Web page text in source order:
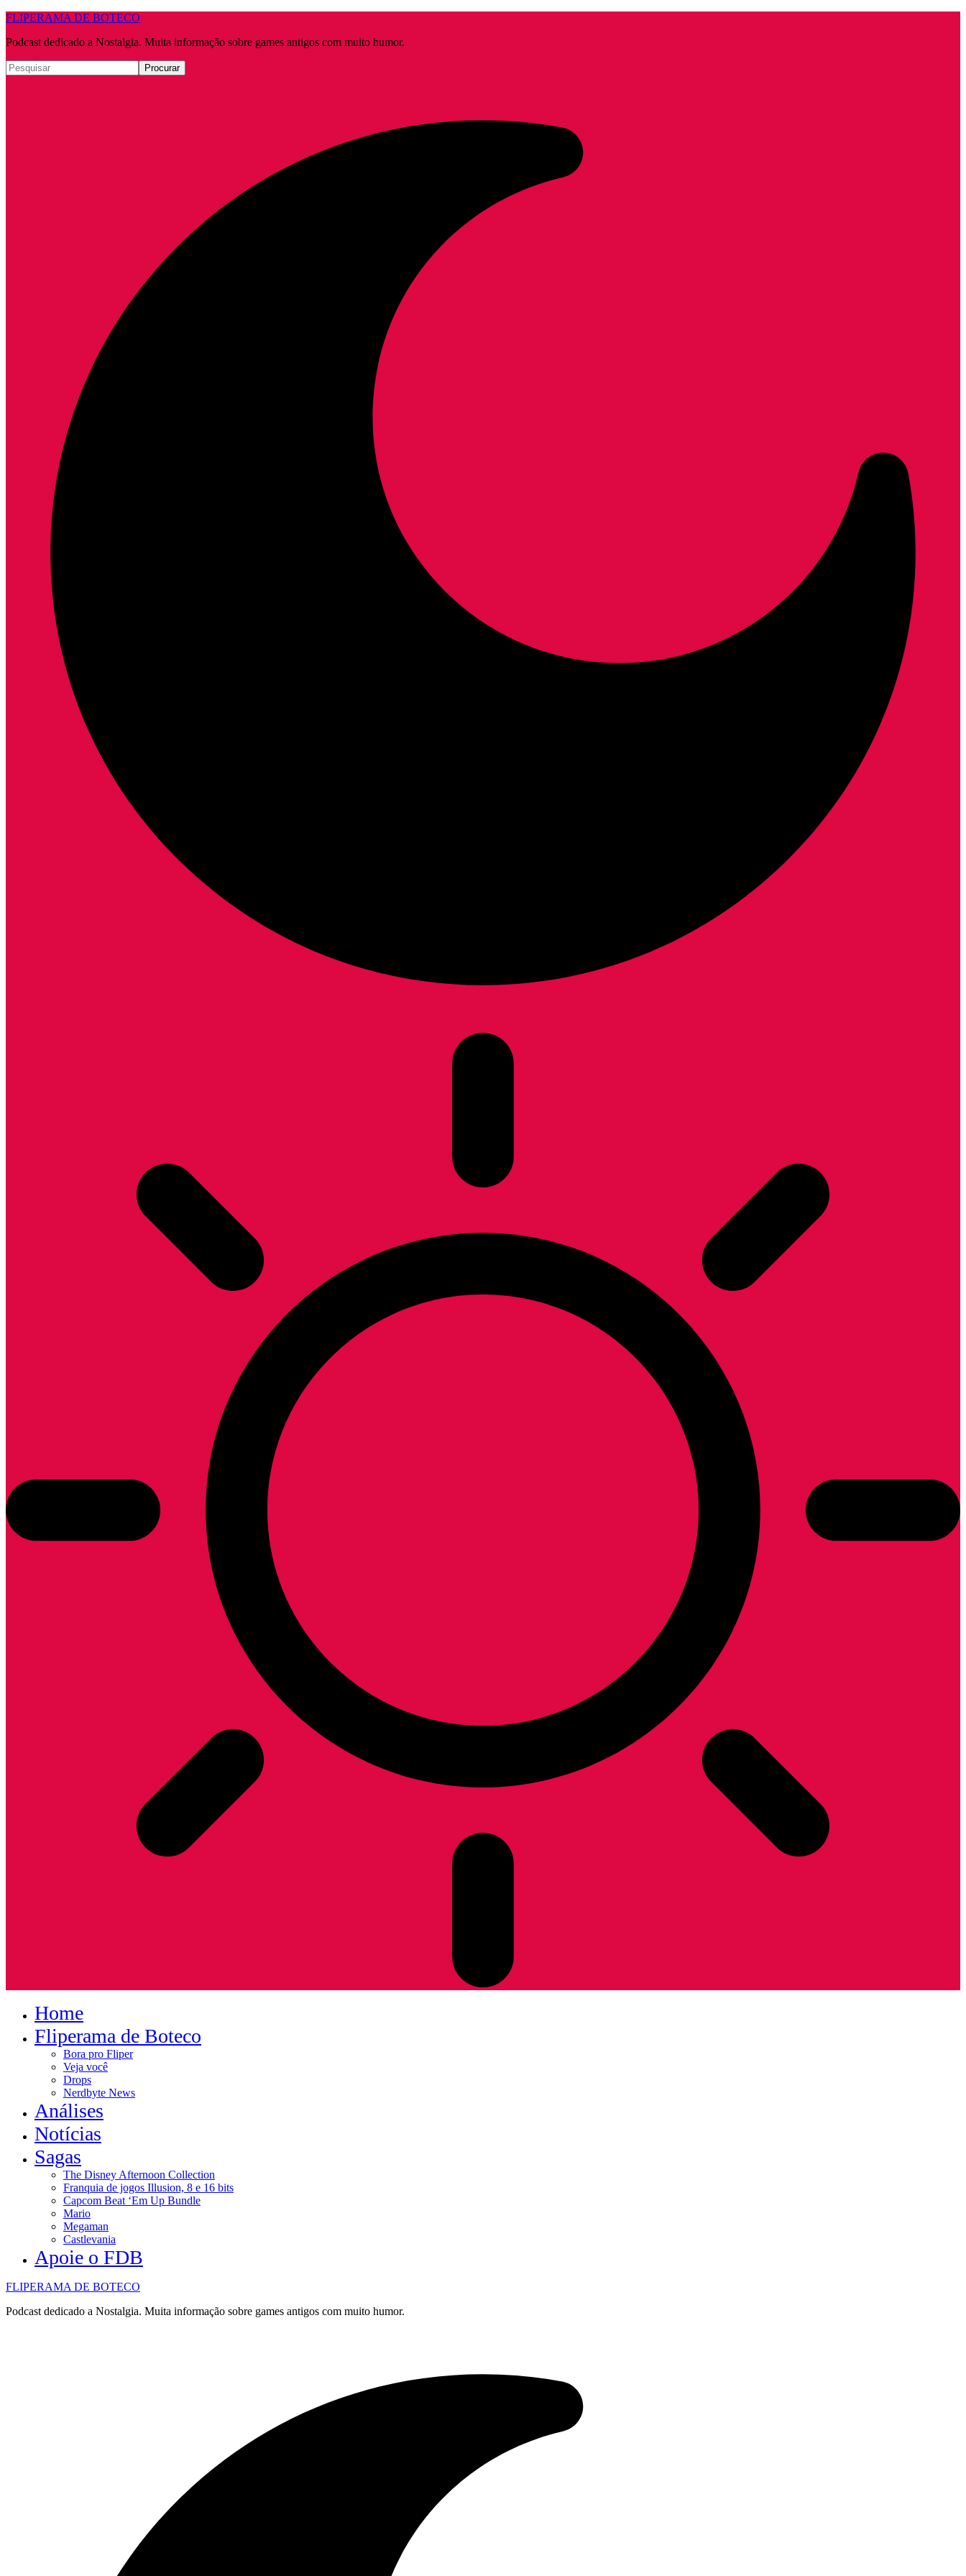
FLIPERAMA DE BOTECO
Podcast dedicado a Nostalgia. Muita informação sobre games antigos com muito humor.
Home
Fliperama de Boteco
Bora pro Fliper
Veja você
Drops
Nerdbyte News
Análises
Notícias
Sagas
The Disney Afternoon Collection
Franquia de jogos Illusion, 8 e 16 bits
Capcom Beat ‘Em Up Bundle
Mario
Megaman
Castlevania
Apoie o FDB
FLIPERAMA DE BOTECO
Podcast dedicado a Nostalgia. Muita informação sobre games antigos com muito humor.